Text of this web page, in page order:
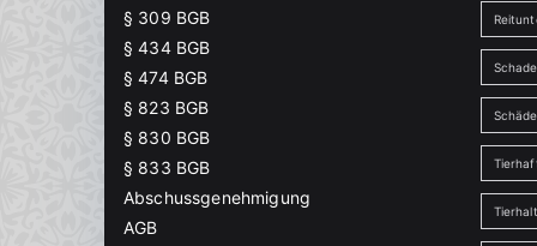
§ 309 BGB
§ 434 BGB
§ 474 BGB
§ 823 BGB
§ 830 BGB
§ 833 BGB
Abschussgenehmigung
AGB